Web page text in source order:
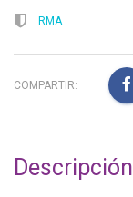
RMA
COMPARTIR:
Descripción